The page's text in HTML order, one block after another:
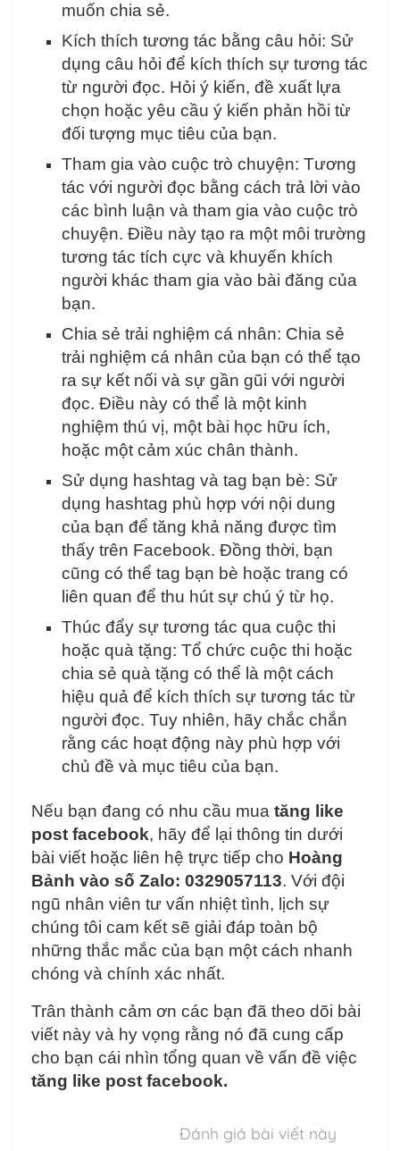
muốn chia sẻ.
Kích thích tương tác bằng câu hỏi: Sử
dụng câu hỏi để kích thích sự tương tác
từ người đọc. Hỏi ý kiến, đề xuất lựa
chọn hoặc yêu cầu ý kiến phản hồi từ
đối tượng mục tiêu của bạn.
Tham gia vào cuộc trò chuyện: Tương
tác với người đọc bằng cách trả lời vào
các bình luận và tham gia vào cuộc trò
chuyện. Điều này tạo ra một môi trường
tương tác tích cực và khuyến khích
người khác tham gia vào bài đăng của
bạn.
Chia sẻ trải nghiệm cá nhân: Chia sẻ
trải nghiệm cá nhân của bạn có thể tạo
ra sự kết nối và sự gần gũi với người
đọc. Điều này có thể là một kinh
nghiệm thú vị, một bài học hữu ích,
hoặc một cảm xúc chân thành.
Sử dụng hashtag và tag bạn bè: Sử
dụng hashtag phù hợp với nội dung
của bạn để tăng khả năng được tìm
thấy trên Facebook. Đồng thời, bạn
cũng có thể tag bạn bè hoặc trang có
liên quan để thu hút sự chú ý từ họ.
Thúc đẩy sự tương tác qua cuộc thi
hoặc quà tặng: Tổ chức cuộc thi hoặc
chia sẻ quà tặng có thể là một cách
hiệu quả để kích thích sự tương tác từ
người đọc. Tuy nhiên, hãy chắc chắn
rằng các hoạt động này phù hợp với
chủ đề và mục tiêu của bạn.
Nếu bạn đang có nhu cầu mua tăng like
post facebook, hãy để lại thông tin dưới
bài viết hoặc liên hệ trực tiếp cho Hoàng
Bảnh vào số Zalo: 0329057113. Với đội
ngũ nhân viên tư vấn nhiệt tình, lịch sự
chúng tôi cam kết sẽ giải đáp toàn bộ
những thắc mắc của bạn một cách nhanh
chóng và chính xác nhất.
Trân thành cảm ơn các bạn đã theo dõi bài
viết này và hy vọng rằng nó đã cung cấp
cho bạn cái nhìn tổng quan về vấn đề việc
tăng like post facebook.
Đánh giá bài viết này